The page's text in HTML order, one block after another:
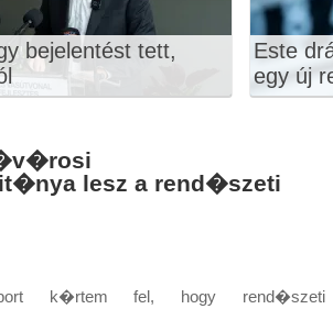
bejelentést tett,
Este
egy új
lesz a rend�szeti
k�rtem fel, hogy rend�szeti